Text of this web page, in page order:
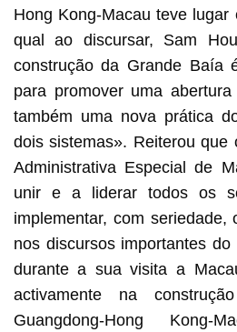
Hong Kong-Macau teve
qual ao discursar, Sam
construção da Grande Baía
para promover uma
também uma nova prática
dois sistemas». Reiterou que
Administrativa Especial de
unir e a liderar todos os
implementar, com seriedade,
nos discursos importantes
durante a sua visita a
activamente na
Guangdong-Hong Kong-